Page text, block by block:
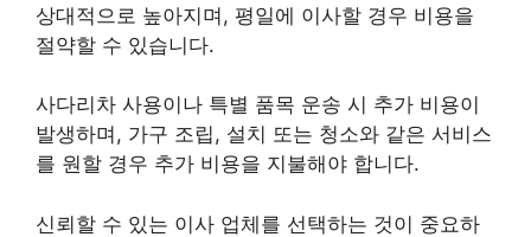
상대적으로 높아지며, 평일에 이사할 경우 비용을
절약할 수 있습니다.
사다리차 사용이나 특별 품목 운송 시 추가 비용이
발생하며, 가구 조립, 설치 또는 청소와 같은 서비스
를 원할 경우 추가 비용을 지불해야 합니다.
신뢰할 수 있는 이사 업체를 선택하는 것이 중요하